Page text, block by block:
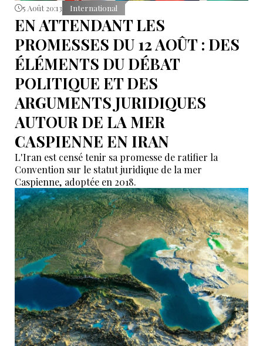
5 Août 20:13 International
EN ATTENDANT LES
PROMESSES DU 12 AOÛT : DES
ÉLÉMENTS DU DÉBAT
POLITIQUE ET DES
ARGUMENTS JURIDIQUES
AUTOUR DE LA MER
CASPIENNE EN IRAN
L'Iran est censé tenir sa promesse de ratifier la
Convention sur le statut juridique de la mer
Caspienne, adoptée en 2018.